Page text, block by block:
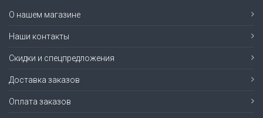
О нашем магазине
Наши контакты
Скидки и спецпредложения
Доставка заказов
Оплата заказов